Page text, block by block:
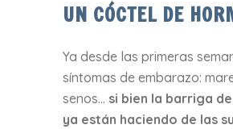
UN CÓCTEL DE
Ya desde las primeras
síntomas de embarazo:
senos… si bien la barriga
ya están haciendo de las